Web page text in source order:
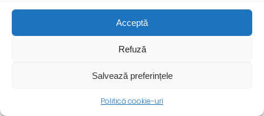
Acceptă
Refuză
Salvează preferințele
Politică cookie-uri
De peste 35 de ani, Organizația Salvați Copiii
desfășoară activități dedicate promovării și apărării
drepturilor